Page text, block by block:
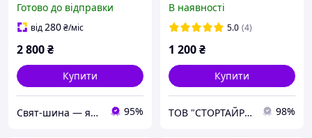
Готово до відправки
від280₴/міс
2 800₴
Купити
Свят-шина — якісні шини та диски для вантажних авто 95%
В наявності
5.0 (4)
1 200₴
Купити
ТОВ "СТОРТАЙРЕС" 98%